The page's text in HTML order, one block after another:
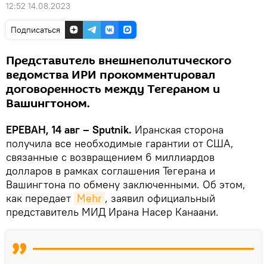
12:52 14.08.2023
Подписаться
Представитель внешнеполитического
ведомства ИРИ прокомментировал
договоренность между Тегераном и
Вашингтоном.
ЕРЕВАН, 14 авг – Sputnik. Иранская сторона
получила все необходимые гарантии от США,
связанные с возвращением 6 миллиардов
долларов в рамках соглашения Тегерана и
Вашингтона по обмену заключенными. Об этом,
как передает Mehr , заявил официальный
представитель МИД Ирана Насер Канаани.